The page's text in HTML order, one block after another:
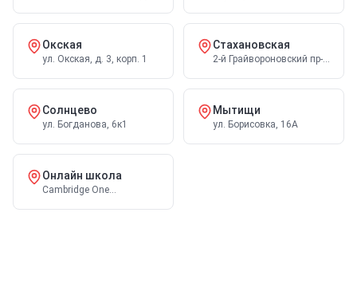
Окская
ул. Окская, д. 3, корп. 1
Стахановская
2-й Грайвороновский пр-
Солнцево
ул. Богданова, 6к1
Мытищи
ул. Борисовка, 16А
Онлайн школа
Cambridge One